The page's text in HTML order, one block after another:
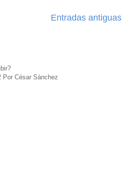
Entradas antiguas
Por César Sánchez